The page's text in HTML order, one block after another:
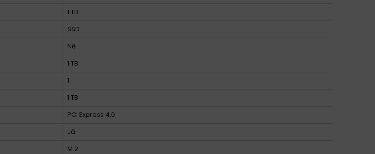
1 TB
SSD
Nē
1 TB
1
1 TB
PCI Express 4.0
Jā
M.2